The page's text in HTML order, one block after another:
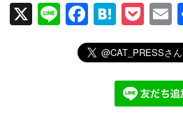
X
Li
F
a
c
H
at
e
n
a
P
o
ck
et